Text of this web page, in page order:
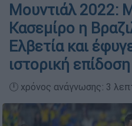
Μουντιάλ 2022:
Κασεμίρο η
Ελβετία και
ιστορική επίδοση
🕛 χρόνος ανάγνωσης: 3